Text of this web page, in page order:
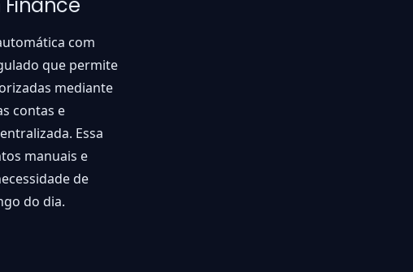
com
que permite
mediante
contas e
Essa
manuais e
de
do dia.